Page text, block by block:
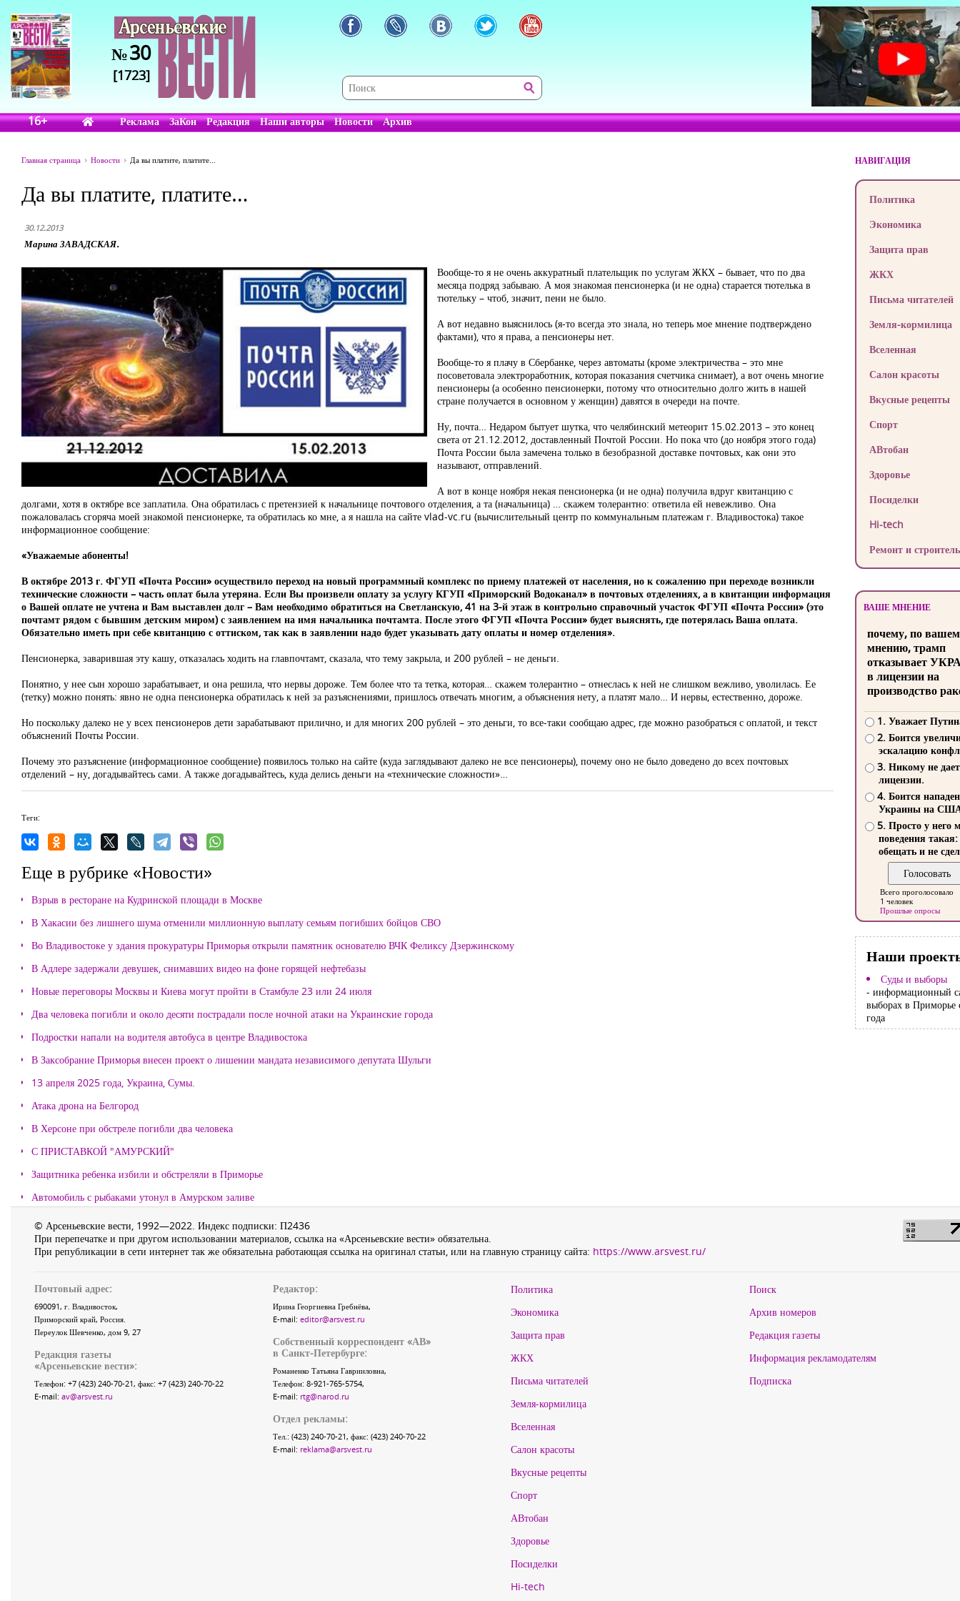
№30
[1723]
16+ Реклама ЗаКон Редакция Наши авторы Новости Архив
Главная страница Новости Да вы платите, платите…
Да вы платите, платите…
30.12.2013
Марина ЗАВАДСКАЯ.
Вообще-то я не очень аккуратный плательщик по услугам ЖКХ – бывает, что по два
месяца подряд забываю. А моя знакомая пенсионерка (и не одна) старается тютелька в
тютельку – чтоб, значит, пени не было.
А вот недавно выяснилось (я-то всегда это знала, но теперь мое мнение подтверждено
фактами), что я права, а пенсионеры нет.
Вообще-то я плачу в Сбербанке, через автоматы (кроме электричества – это мне
посоветовала электроработник, которая показания счетчика снимает), а вот очень многие
пенсионеры (а особенно пенсионерки, потому что относительно долго жить в нашей
стране получается в основном у женщин) давятся в очереди на почте.
Ну, почта… Недаром бытует шутка, что челябинский метеорит 15.02.2013 – это конец
света от 21.12.2012, доставленный Почтой России. Но пока что (до ноября этого года)
Почта России была замечена только в безобразной доставке почтовых, как они это
называют, отправлений.
А вот в конце ноября некая пенсионерка (и не одна) получила вдруг квитанцию с
долгами, хотя в октябре все заплатила. Она обратилась с претензией к начальнице почтового отделения, а та (начальница) … скажем толерантно: ответила ей невежливо. Она
пожаловалась сгоряча моей знакомой пенсионерке, та обратилась ко мне, а я нашла на сайте vlad-vc.ru (вычислительный центр по коммунальным платежам г. Владивостока) такое
информационное сообщение:
«Уважаемые абоненты!
В октябре 2013 г. ФГУП «Почта России» осуществило переход на новый программный комплекс по приему платежей от населения, но к сожалению при переходе возникли
технические сложности – часть оплат была утеряна. Если Вы произвели оплату за услугу КГУП «Приморский Водоканал» в почтовых отделениях, а в квитанции информация
о Вашей оплате не учтена и Вам выставлен долг – Вам необходимо обратиться на Светланскую, 41 на 3-й этаж в контрольно справочный участок ФГУП «Почта России» (это
почтамт рядом с бывшим детским миром) с заявлением на имя начальника почтамта. После этого ФГУП «Почта России» будет выяснять, где потерялась Ваша оплата.
Обязательно иметь при себе квитанцию с оттиском, так как в заявлении надо будет указывать дату оплаты и номер отделения».
Пенсионерка, заварившая эту кашу, отказалась ходить на главпочтамт, сказала, что тему закрыла, и 200 рублей – не деньги.
Понятно, у нее сын хорошо зарабатывает, и она решила, что нервы дороже. Тем более что та тетка, которая… скажем толерантно – отнеслась к ней не слишком вежливо, уволилась. Ее
(тетку) можно понять: явно не одна пенсионерка обратилась к ней за разъяснениями, пришлось отвечать многим, а объяснения нету, а платят мало… И нервы, естественно, дороже.
Но поскольку далеко не у всех пенсионеров дети зарабатывают прилично, и для многих 200 рублей – это деньги, то все-таки сообщаю адрес, где можно разобраться с оплатой, и текст
объяснений Почты России.
Почему это разъяснение (информационное сообщение) появилось только на сайте (куда заглядывают далеко не все пенсионеры), почему оно не было доведено до всех почтовых
отделений – ну, догадывайтесь сами. А также догадывайтесь, куда делись деньги на «технические сложности»…
Теги:
Еще в рубрике «Новости»
Взрыв в ресторане на Кудринской площади в Москве
В Хакасии без лишнего шума отменили миллионную выплату семьям погибших бойцов СВО
Во Владивостоке у здания прокуратуры Приморья открыли памятник основателю ВЧК Феликсу Дзержинскому
В Адлере задержали девушек, снимавших видео на фоне горящей нефтебазы
Новые переговоры Москвы и Киева могут пройти в Стамбуле 23 или 24 июля
Два человека погибли и около десяти пострадали после ночной атаки на Украинские города
Подростки напали на водителя автобуса в центре Владивостока
В Заксобрание Приморья внесен проект о лишении мандата независимого депутата Шульги
13 апреля 2025 года, Украина, Сумы.
Атака дрона на Белгород
В Херсоне при обстреле погибли два человека
С ПРИСТАВКОЙ "АМУРСКИЙ"
Защитника ребенка избили и обстреляли в Приморье
Автомобиль с рыбаками утонул в Амурском заливе
НАВИГАЦИЯ
Политика
Экономика
Защита прав
ЖКХ
Письма читателей
Земля-кормилица
Вселенная
Салон красоты
Вкусные рецепты
Спорт
АВтобан
Здоровье
Посиделки
Hi-tech
Ремонт и
ВАШЕ МНЕНИЕ
почему, по
мнению, трамп
отказывает
в лицензии на
производство
1. Уважает
2. Боится
эскалацию
3. Никому не
лицензии.
4. Боится
Украины на
5. Просто у него
поведения такая:
обещать и не
Всего проголосовало
1 человек
Прошлые опросы
Наши
Суды и выборы
- информационный
выборах в Приморье
года
© Арсеньевские вести, 1992—2022. Индекс подписки: П2436
При перепечатке и при другом использовании материалов, ссылка на «Арсеньевские вести» обязательна.
При републикации в сети интернет так же обязательна работающая ссылка на оригинал статьи, или на главную страницу сайта: https://www.arsvest.ru/
Почтовый адрес:
690091, г. Владивосток,
Приморский край, Россия.
Переулок Шевченко, дом 9, 27
Редакция газеты
«Арсеньевские вести»:
Телефон: +7 (423) 240-70-21, факс: +7 (423) 240-70-22
E-mail: av@arsvest.ru
Редактор:
Ирина Георгиевна Гребнёва,
E-mail: editor@arsvest.ru
Собственный корреспондент «АВ»
в Санкт-Петербурге:
Романенко Татьяна Гаврииловна,
Телефон: 8-921-765-5754,
E-mail: rtg@narod.ru
Отдел рекламы:
Тел.: (423) 240-70-21, факс: (423) 240-70-22
E-mail: reklama@arsvest.ru
Политика
Экономика
Защита прав
ЖКХ
Письма читателей
Земля-кормилица
Вселенная
Салон красоты
Вкусные рецепты
Спорт
АВтобан
Здоровье
Посиделки
Hi-tech
Поиск
Архив номеров
Редакция газеты
Информация рекламодателям
Подписка